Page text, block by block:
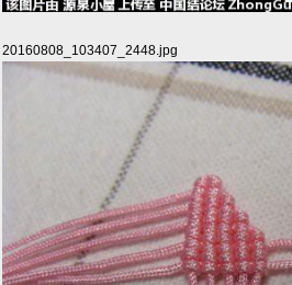
20160808_103407_2448.jpg